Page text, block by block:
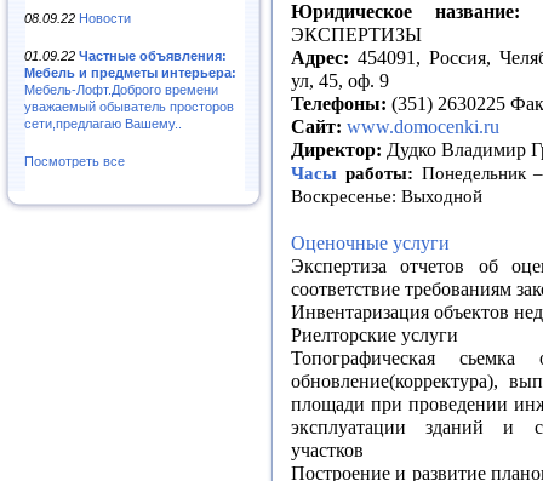
08.09.22 Новости
01.09.22 Частные объявления:
Мебель и предметы интерьера:
Мебель-Лофт.Доброго времени
уважаемый обыватель просторов
сети,предлагаю Вашему..
Посмотреть все
Юридическое название:
ЭКСПЕРТИЗЫ
Адрес: 454091, Россия,
ул, 45, оф. 9
Телефоны: (351) 2630225
Сайт: www.domocenki.ru
Директор: Дудко Владимир
Часы работы: Понедельник
Воскресенье: Выходной
Оценочные услуги
Экспертиза отчетов об
соответствие требованиям
Инвентаризация объектов
Риелторские услуги
Топографическая
обновление(корректура),
площади при проведении
эксплуатации зданий и
участков
Построение и развитие